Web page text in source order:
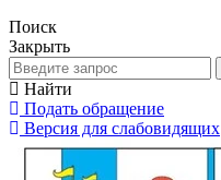
Поиск
Закрыть
Найти
Подать обращение
Версия для слабовидящих